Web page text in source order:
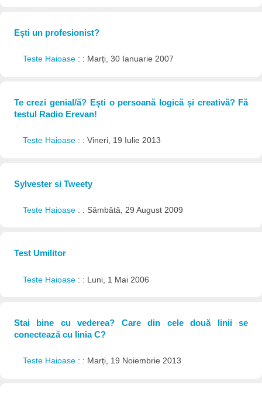
Ești un profesionist?
Teste Haioase : : Marți, 30 Ianuarie 2007
Te crezi genial/ă? Ești o persoană logică și creativă? Fă
testul Radio Erevan!
Teste Haioase : : Vineri, 19 Iulie 2013
Sylvester si Tweety
Teste Haioase : : Sâmbătă, 29 August 2009
Test Umilitor
Teste Haioase : : Luni, 1 Mai 2006
Stai bine cu vederea? Care din cele două linii se
conectează cu linia C?
Teste Haioase : : Marți, 19 Noiembrie 2013